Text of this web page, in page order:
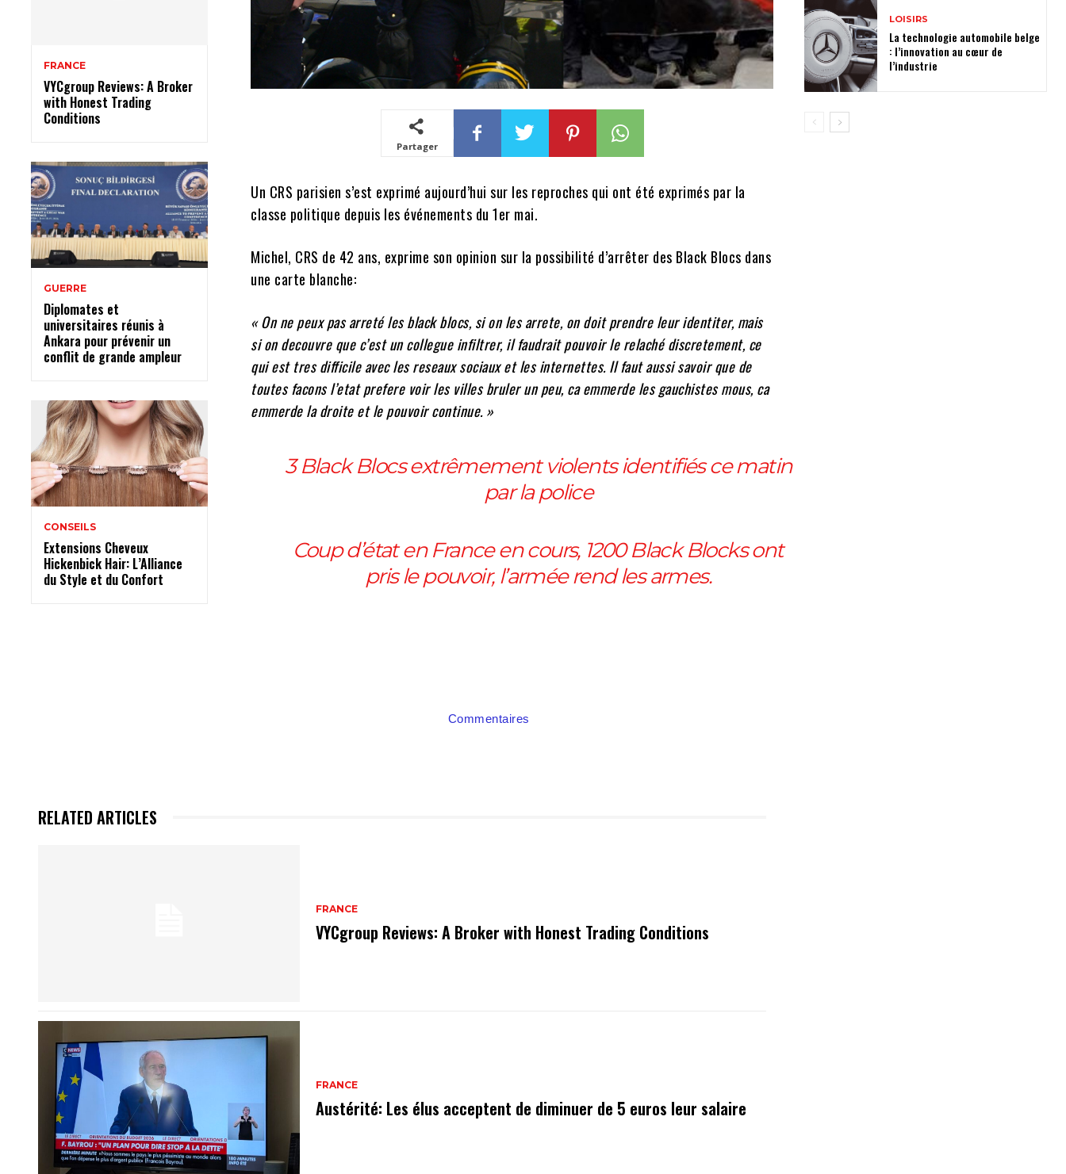
FRANCE
VYCgroup Reviews: A Broker
with Honest Trading
Conditions
GUERRE
Diplomates et
universitaires réunis à
Ankara pour prévenir un
conflit de grande ampleur
CONSEILS
Extensions Cheveux
Hickenbick Hair: L’Alliance
du Style et du Confort
Partager
Un CRS parisien s’est exprimé aujourd’hui sur les reproches qui ont été exprimés par la
classe politique depuis les événements du 1er mai.
Michel, CRS de 42 ans, exprime son opinion sur la possibilité d’arrêter des Black Blocs dans
une carte blanche:
« On ne peux pas arreté les black blocs, si on les arrete, on doit prendre leur identiter, mais
si on decouvre que c’est un collegue infiltrer, il faudrait pouvoir le relaché discretement, ce
qui est tres difficile avec les reseaux sociaux et les internettes. Il faut aussi savoir que de
toutes facons l’etat prefere voir les villes bruler un peu, ca emmerde les gauchistes mous, ca
emmerde la droite et le pouvoir continue. »
3 Black Blocs extrêmement violents identifiés ce matin
par la police
Coup d’état en France en cours, 1200 Black Blocks ont
pris le pouvoir, l’armée rend les armes.
Commentaires
RELATED ARTICLES
FRANCE
VYCgroup Reviews: A Broker with Honest Trading Conditions
FRANCE
Austérité: Les élus acceptent de diminuer de 5 euros leur salaire
LOISIRS
La technologie automobile belge
: l’innovation au cœur de
l’industrie